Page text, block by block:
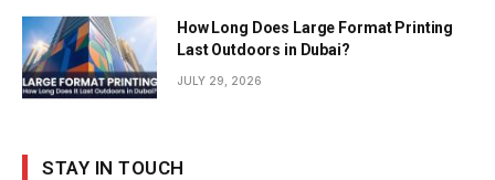
How Long Does Large Format Printing
Last Outdoors in Dubai?
JULY 29, 2026
STAY IN TOUCH